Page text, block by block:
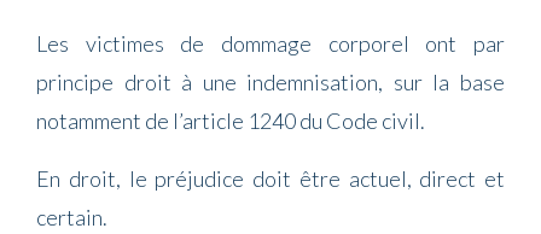
Les victimes de dommage corporel ont par
principe droit à une indemnisation, sur la base
notamment de l’article 1240 du Code civil.
En droit, le préjudice doit être actuel, direct et
certain.